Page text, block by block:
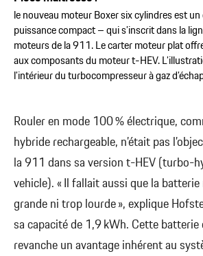
le nouveau moteur Boxer six cylindres est
puissance compact – qui s’inscrit dans la
moteurs de la 911. Le carter moteur plat
aux composants du moteur t-HEV.
l’intérieur du turbocompresseur à gaz
Rouler en mode 100 % électrique,
hybride rechargeable, n’était pas
la 911 dans sa version t-HEV (turbo-
vehicle). « Il fallait aussi que la
grande ni trop lourde », explique
sa capacité de 1,9 kWh. Cette batterie
revanche un avantage inhérent au